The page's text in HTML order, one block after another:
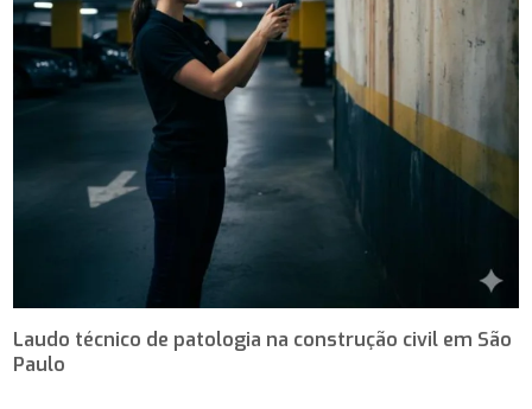
Laudo técnico de patologia na construção civil em São
Paulo